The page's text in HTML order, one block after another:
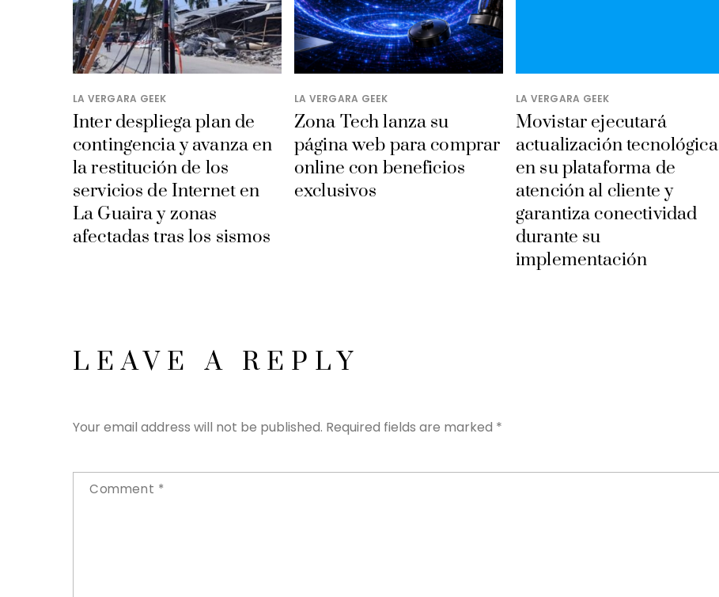
LA VERGARA GEEK
Inter despliega plan de
contingencia y avanza en
la restitución de los
servicios de Internet en
La Guaira y zonas
afectadas tras los sismos
LA VERGARA GEEK
​Zona Tech lanza su
página web para comprar
online con beneficios
exclusivos
LA VERGARA GEEK
Movistar ejecutará
actualización tecnológica
en su plataforma de
atención al cliente y
garantiza conectividad
durante su
implementación
LEAVE A REPLY
Your email address will not be published. Required fields are marked *
Comment *